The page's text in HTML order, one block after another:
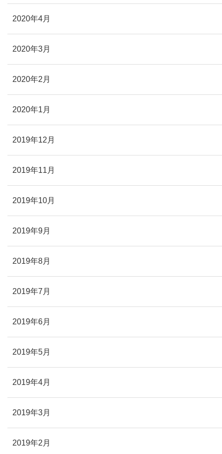
2020年4月
2020年3月
2020年2月
2020年1月
2019年12月
2019年11月
2019年10月
2019年9月
2019年8月
2019年7月
2019年6月
2019年5月
2019年4月
2019年3月
2019年2月